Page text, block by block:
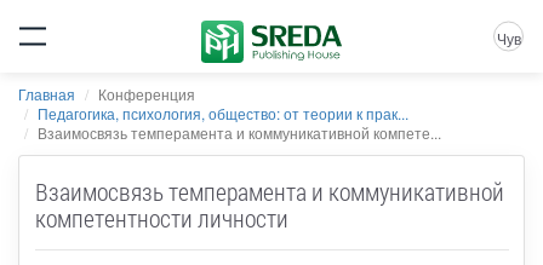
Чув
Главная
Конференция
Педагогика, психология, общество: от теории к прак...
Взаимосвязь темперамента и коммуникативной компете...
Взаимосвязь темперамента и коммуникативной
компетентности личности